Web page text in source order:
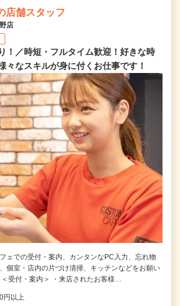
店舗スタッフ
店
！／時短・フルタイム歓迎！好きな時
々なスキルが身に付くお仕事です！
ェでの受付・案内、カンタンなPC入力、忘れ物
個室・店内の片づけ清掃、キッチンなどをお願い
＜受付・案内＞ ・来店されたお客様…
円以上